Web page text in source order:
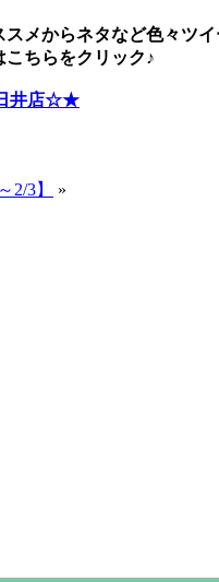
メからネタなど色々ツイ
ちらをクリック♪
井店☆★
2/3】
»